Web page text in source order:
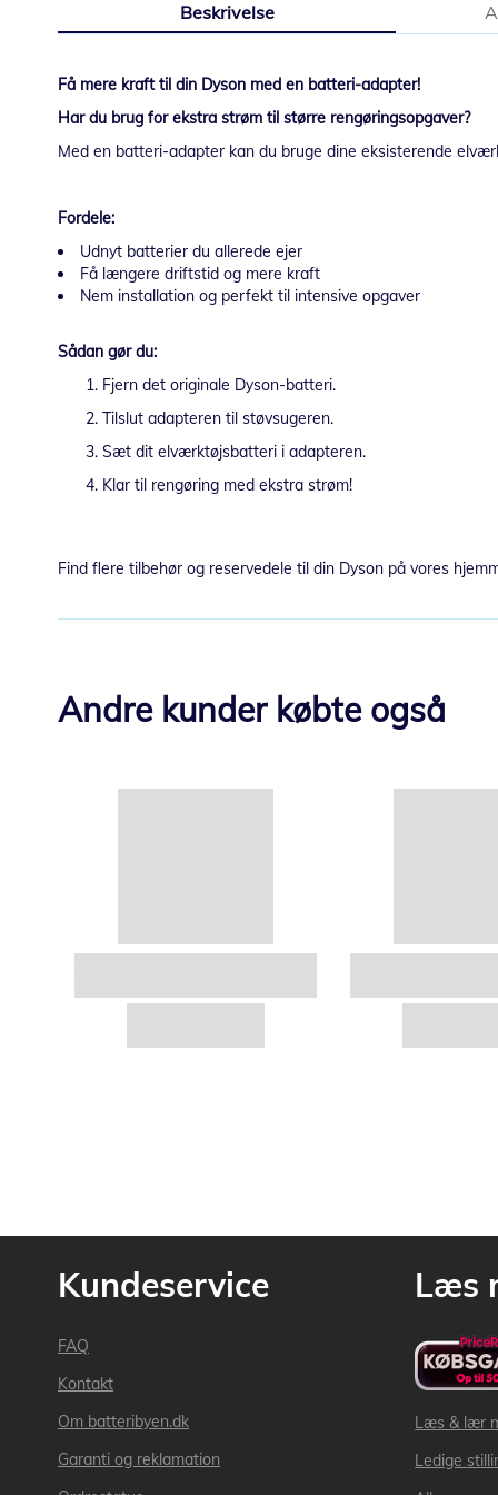
af
Beskrivelse
Få mere kraft til din Dyson med en batteri-adapter!
Har du brug for ekstra strøm til større rengøringsopgaver?
Med en batteri-adapter kan du bruge dine eksisterende
Fordele:
Udnyt batterier du allerede ejer
Få længere driftstid og mere kraft
Nem installation og perfekt til intensive opgaver
Sådan gør du:
Fjern det originale Dyson-batteri.
Tilslut adapteren til støvsugeren.
Sæt dit elværktøjsbatteri i adapteren.
Klar til rengøring med ekstra strøm!
Find flere tilbehør og reservedele til din Dyson på vores
Andre kunder købte også
Kundeservice
FAQ
Kontakt
Om batteribyen.dk
Garanti og reklamation
Læs
Læs & lær
Ledige